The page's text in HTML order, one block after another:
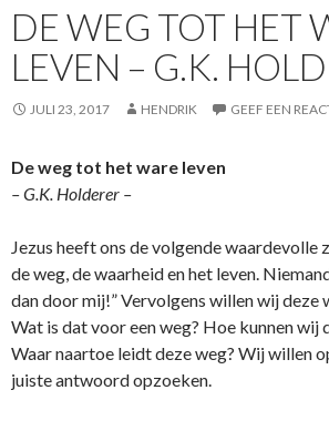
DE WEG TOT HET
LEVEN – G.K.
JULI 23, 2017 HENDRIK GEEF EEN
De weg tot het ware leven
– G.K. Holderer –
Jezus heeft ons de volgende waardevolle
de weg, de waarheid en het leven.
dan door mij!” Vervolgens willen wij deze
Wat is dat voor een weg? Hoe kunnen wij
Waar naartoe leidt deze weg? Wij willen
juiste antwoord opzoeken.